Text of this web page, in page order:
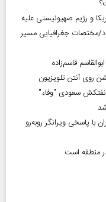
و رژیم صهیونیستی علیه
مختصات جغرافیایی مسیر
قاسم‌زاده
نفتکش سعودی "وفاء"
با پاسخی ویرانگر روبه‌رو
در منطقه است